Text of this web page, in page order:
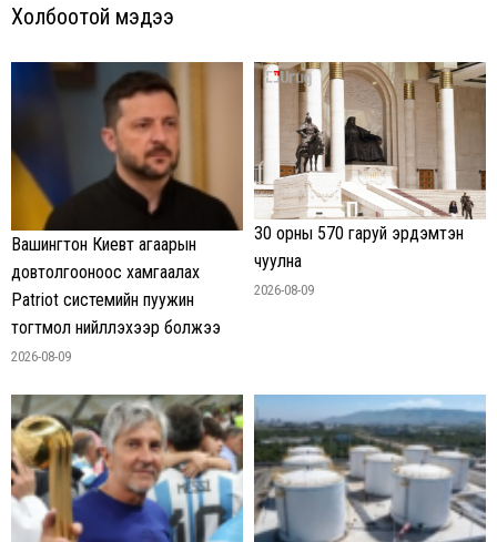
Холбоотой мэдээ
Вашингтон Киевт агаарын
довтолгооноос хамгаалах
Patriot системийн пуужин
тогтмол нийлүүлэхээр болжээ
2026-08-09
30 орны 570 гаруй эрдэмтэн
чуулна
2026-08-09